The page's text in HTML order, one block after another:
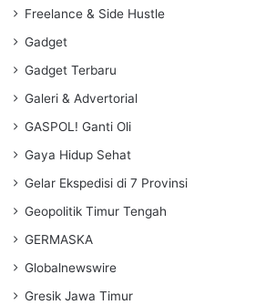
Freelance & Side Hustle
Gadget
Gadget Terbaru
Galeri & Advertorial
GASPOL! Ganti Oli
Gaya Hidup Sehat
Gelar Ekspedisi di 7 Provinsi
Geopolitik Timur Tengah
GERMASKA
Globalnewswire
Gresik Jawa Timur